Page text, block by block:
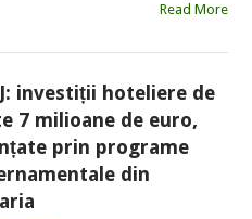
Read More
investiții hoteliere de
7 milioane de euro,
prin programe
din